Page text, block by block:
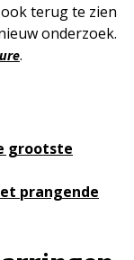
terug te zien
onderzoek.
.
grootste
prangende